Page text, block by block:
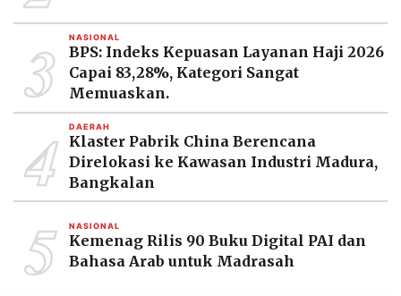
PT.
MEDIA
PRAMUDITA
3 NASIONAL
BPS: Indeks Kepuasan Layanan Haji 2026
Capai 83,28%, Kategori Sangat
Memuaskan.
4 DAERAH
Klaster Pabrik China Berencana
Direlokasi ke Kawasan Industri Madura,
Bangkalan
5 NASIONAL
Kemenag Rilis 90 Buku Digital PAI dan
Bahasa Arab untuk Madrasah